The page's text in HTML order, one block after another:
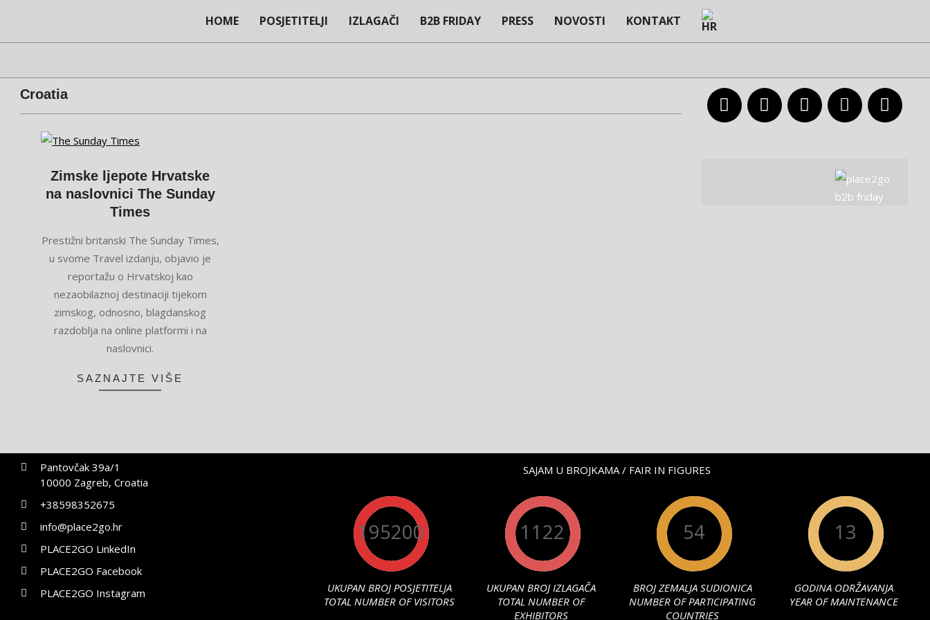
content
Primary
Navigation
HOME POSJETITELJI IZLAGAČI B2B FRIDAY PRESS NOVOSTI KONTAKT
Croatia
Zimske ljepote Hrvatske
na naslovnici The Sunday
Times
12-
04
Prestižni britanski The Sunday Times,
u svome Travel izdanju, objavio je
reportažu o Hrvatskoj kao
nezaobilaznoj destinaciji tijekom
zimskog, odnosno, blagdanskog
razdoblja na online platformi i na
naslovnici.
SAZNAJTE VIŠE
Pantovčak 39a/1
10000 Zagreb, Croatia
+38598352675
info@place2go.hr
PLACE2GO LinkedIn
PLACE2GO Facebook
PLACE2GO Instagram
SAJAM U BROJKAMA / FAIR IN FIGURES
195200
UKUPAN BROJ POSJETITELJA
TOTAL NUMBER OF VISITORS
1122
UKUPAN BROJ IZLAGAČA
TOTAL NUMBER OF
EXHIBITORS
54
BROJ ZEMALJA SUDIONICA
NUMBER OF PARTICIPATING
COUNTRIES
13
GODINA ODRŽAVANJA
YEAR OF MAINTENANCE